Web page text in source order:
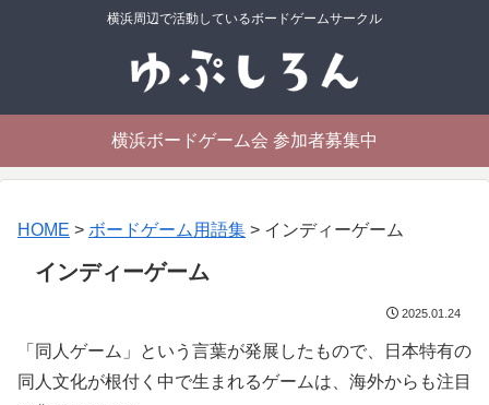
横浜周辺で活動しているボードゲームサークル
横浜ボードゲーム会 参加者募集中
HOME > ボードゲーム用語集 > インディーゲーム
インディーゲーム
2025.01.24
「同人ゲーム」という言葉が発展したもので、日本特有の
同人文化が根付く中で生まれるゲームは、海外からも注目